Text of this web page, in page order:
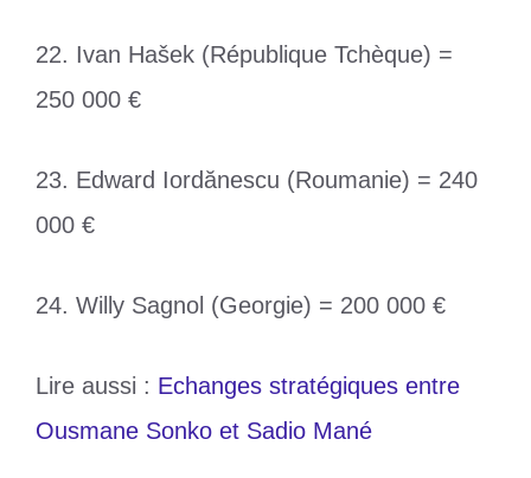
22. Ivan Hašek (République Tchèque) =
250 000 €
23. Edward Iordănescu (Roumanie) = 240
000 €
24. Willy Sagnol (Georgie) = 200 000 €
Lire aussi : Echanges stratégiques entre
Ousmane Sonko et Sadio Mané